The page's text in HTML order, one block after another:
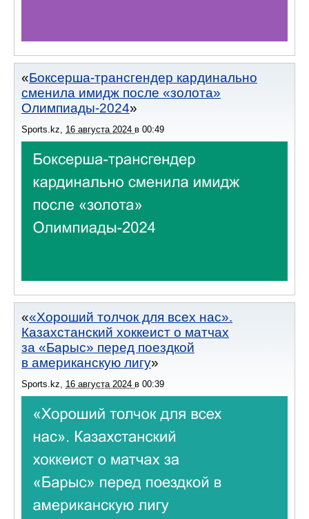
Боксерша-трансгендер кардинально
сменила имидж после «золота»
Олимпиады-2024
Sports.kz, 16 августа 2024 в 00:49
«Хороший толчок для всех нас».
Казахстанский хоккеист о матчах
за «Барыс» перед поездкой
в американскую лигу
Sports.kz 16 августа 2024 в 00:39